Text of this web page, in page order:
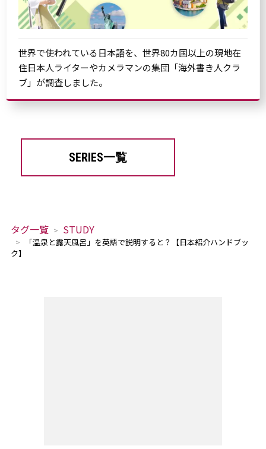
世界で使われている日本語を、世界80カ国以上の現地在
住日本人ライターやカメラマンの集団「海外書き人クラ
ブ」が調査しました。
SERIES一覧
タグ一覧 STUDY
「温泉と露天風呂」を英語で説明すると？【日本紹介ハンドブッ
ク】